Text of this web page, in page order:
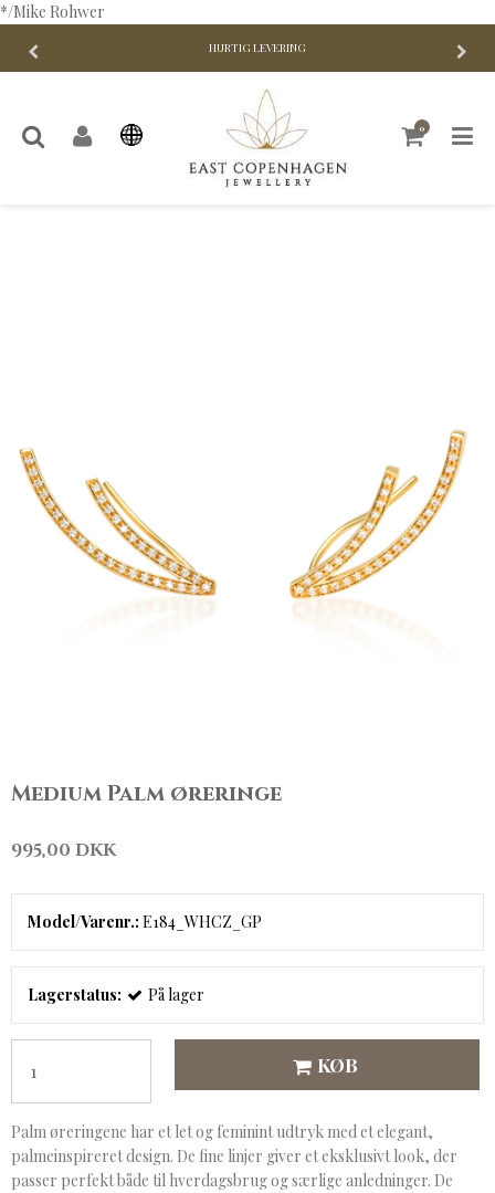
*/Mike Rohwer
HURTIG LEVERING
0
Medium Palm øreringe
995,00 DKK
Model/Varenr.: E184_WHCZ_GP
Lagerstatus: På lager
KØB
Palm øreringene har et let og feminint udtryk med et elegant,
palmeinspireret design. De fine linjer giver et eksklusivt look, der
passer perfekt både til hverdagsbrug og særlige anledninger. De